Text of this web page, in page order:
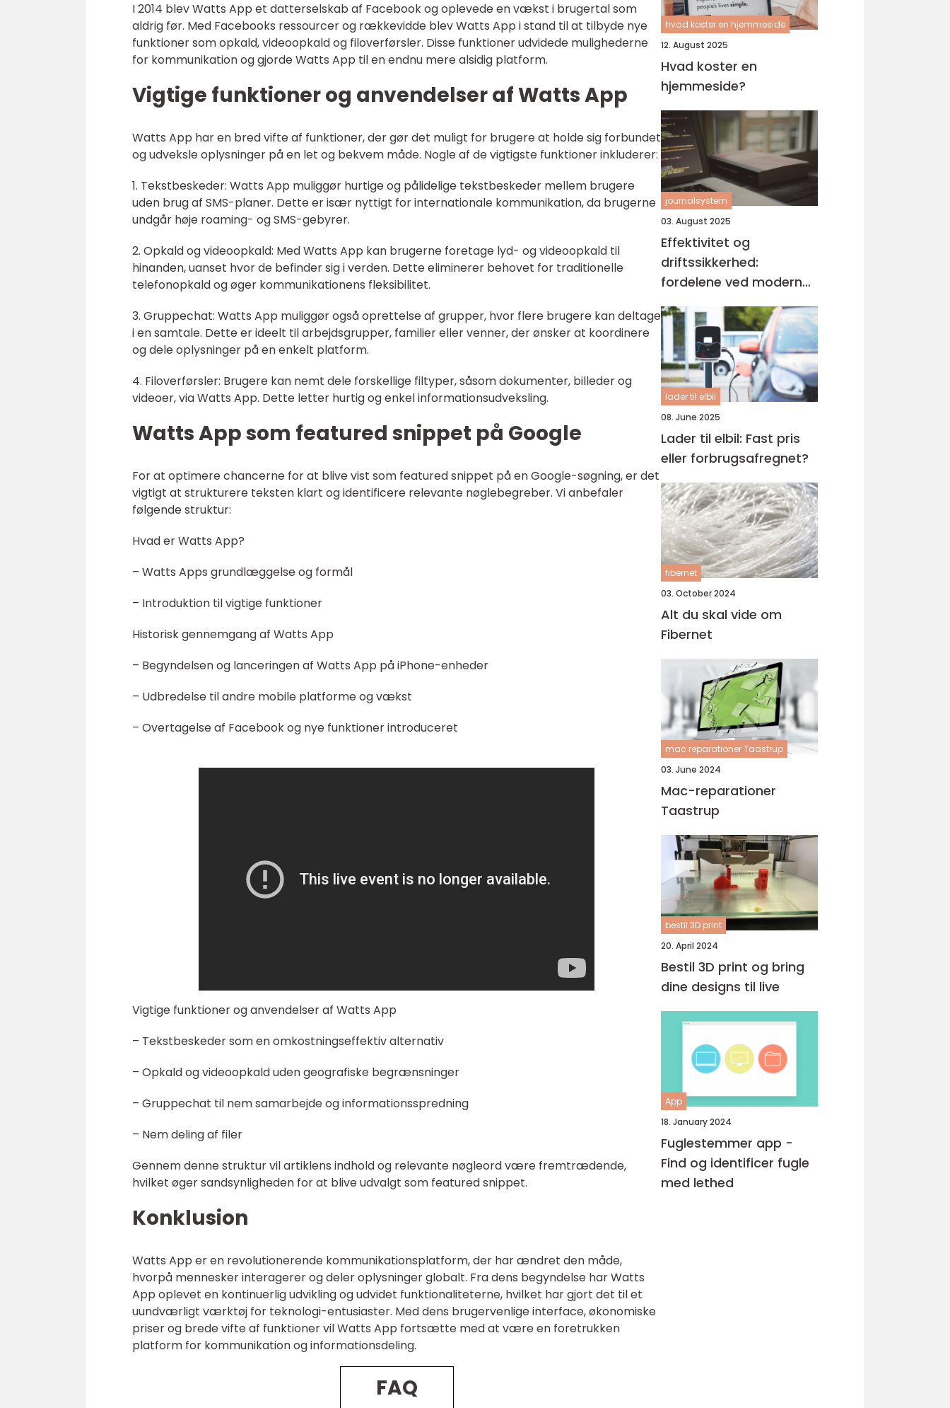
I 2014 blev Watts App et datterselskab af Facebook og oplevede en vækst i brugertal som
aldrig før. Med Facebooks ressourcer og rækkevidde blev Watts App i stand til at tilbyde nye
funktioner som opkald, videoopkald og filoverførsler. Disse funktioner udvidede mulighederne
for kommunikation og gjorde Watts App til en endnu mere alsidig platform.
Vigtige funktioner og anvendelser af Watts App
Watts App har en bred vifte af funktioner, der gør det muligt for brugere at holde sig forbundet
og udveksle oplysninger på en let og bekvem måde. Nogle af de vigtigste funktioner inkluderer:
1. Tekstbeskeder: Watts App muliggør hurtige og pålidelige tekstbeskeder mellem brugere
uden brug af SMS-planer. Dette er især nyttigt for internationale kommunikation, da brugerne
undgår høje roaming- og SMS-gebyrer.
2. Opkald og videoopkald: Med Watts App kan brugerne foretage lyd- og videoopkald til
hinanden, uanset hvor de befinder sig i verden. Dette eliminerer behovet for traditionelle
telefonopkald og øger kommunikationens fleksibilitet.
3. Gruppechat: Watts App muliggør også oprettelse af grupper, hvor flere brugere kan deltage
i en samtale. Dette er ideelt til arbejdsgrupper, familier eller venner, der ønsker at koordinere
og dele oplysninger på en enkelt platform.
4. Filoverførsler: Brugere kan nemt dele forskellige filtyper, såsom dokumenter, billeder og
videoer, via Watts App. Dette letter hurtig og enkel informationsudveksling.
Watts App som featured snippet på Google
For at optimere chancerne for at blive vist som featured snippet på en Google-søgning, er det
vigtigt at strukturere teksten klart og identificere relevante nøglebegreber. Vi anbefaler
følgende struktur:
Hvad er Watts App?
– Watts Apps grundlæggelse og formål
– Introduktion til vigtige funktioner
Historisk gennemgang af Watts App
– Begyndelsen og lanceringen af Watts App på iPhone-enheder
– Udbredelse til andre mobile platforme og vækst
– Overtagelse af Facebook og nye funktioner introduceret
Vigtige funktioner og anvendelser af Watts App
– Tekstbeskeder som en omkostningseffektiv alternativ
– Opkald og videoopkald uden geografiske begrænsninger
– Gruppechat til nem samarbejde og informationsspredning
– Nem deling af filer
Gennem denne struktur vil artiklens indhold og relevante nøgleord være fremtrædende,
hvilket øger sandsynligheden for at blive udvalgt som featured snippet.
Konklusion
Watts App er en revolutionerende kommunikationsplatform, der har ændret den måde,
hvorpå mennesker interagerer og deler oplysninger globalt. Fra dens begyndelse har Watts
App oplevet en kontinuerlig udvikling og udvidet funktionaliteterne, hvilket har gjort det til et
uundværligt værktøj for teknologi-entusiaster. Med dens brugervenlige interface, økonomiske
priser og brede vifte af funktioner vil Watts App fortsætte med at være en foretrukken
platform for kommunikation og informationsdeling.
FAQ
hvad koster en hjemmeside
12. August 2025
Hvad koster en
hjemmeside?
journalsystem
03. August 2025
Effektivitet og
driftssikkerhed:
fordelene ved moderne
journalsystemer
lader til elbil
08. June 2025
Lader til elbil: Fast pris
eller forbrugsafregnet?
fibernet
03. October 2024
Alt du skal vide om
Fibernet
mac reparationer Taastrup
03. June 2024
Mac-reparationer
Taastrup
bestil 3D print
20. April 2024
Bestil 3D print og bring
dine designs til live
App
18. January 2024
Fuglestemmer app -
Find og identificer fugle
med lethed